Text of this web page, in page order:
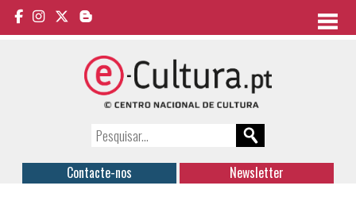
Contacte-nos Newsletter